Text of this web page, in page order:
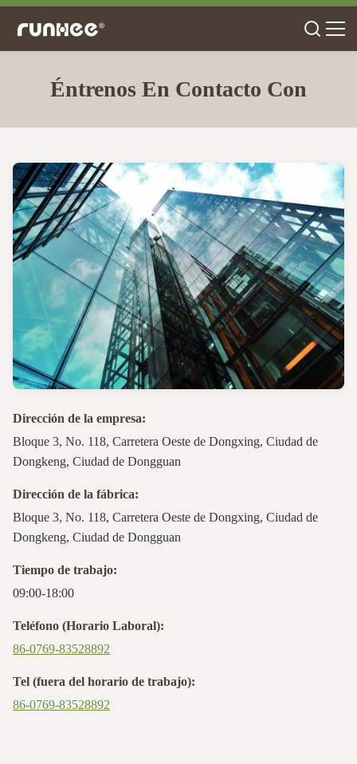
Éntrenos En Contacto Con
Dirección de la empresa:
Bloque 3, No. 118, Carretera Oeste de Dongxing, Ciudad de
Dongkeng, Ciudad de Dongguan
Dirección de la fábrica:
Bloque 3, No. 118, Carretera Oeste de Dongxing, Ciudad de
Dongkeng, Ciudad de Dongguan
Tiempo de trabajo:
09:00-18:00
Teléfono (Horario Laboral):
86-0769-83528892
Tel (fuera del horario de trabajo):
86-0769-83528892